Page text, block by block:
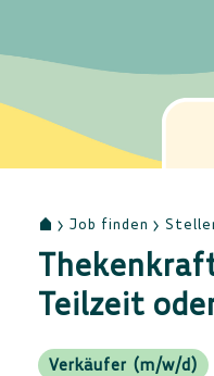
Job finden
Teilzeit
Verkäufer (m/w/d)